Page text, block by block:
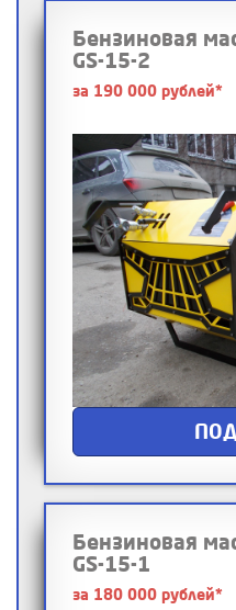
Бензиновая
GS-15-2
за 190 000 рублей*
Бензиновая
GS-15-1
за 180 000 рублей*